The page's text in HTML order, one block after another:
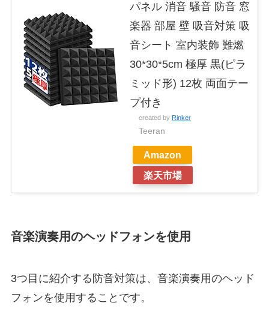
パネル 消音 騒音 防音 窓
楽器 部屋 壁 吸音対策 吸
音シート 室内装飾 難燃
30*30*5cm 極厚 黒(ピラ
ミッド形) 12枚 両面テー
プ付き
created by Rinker
Teeran
Amazon
楽天市場
音楽演奏用のヘッドフォンを使用
3つ目に紹介する防音対策は、音楽演奏用のヘッド
フォンを使用することです。